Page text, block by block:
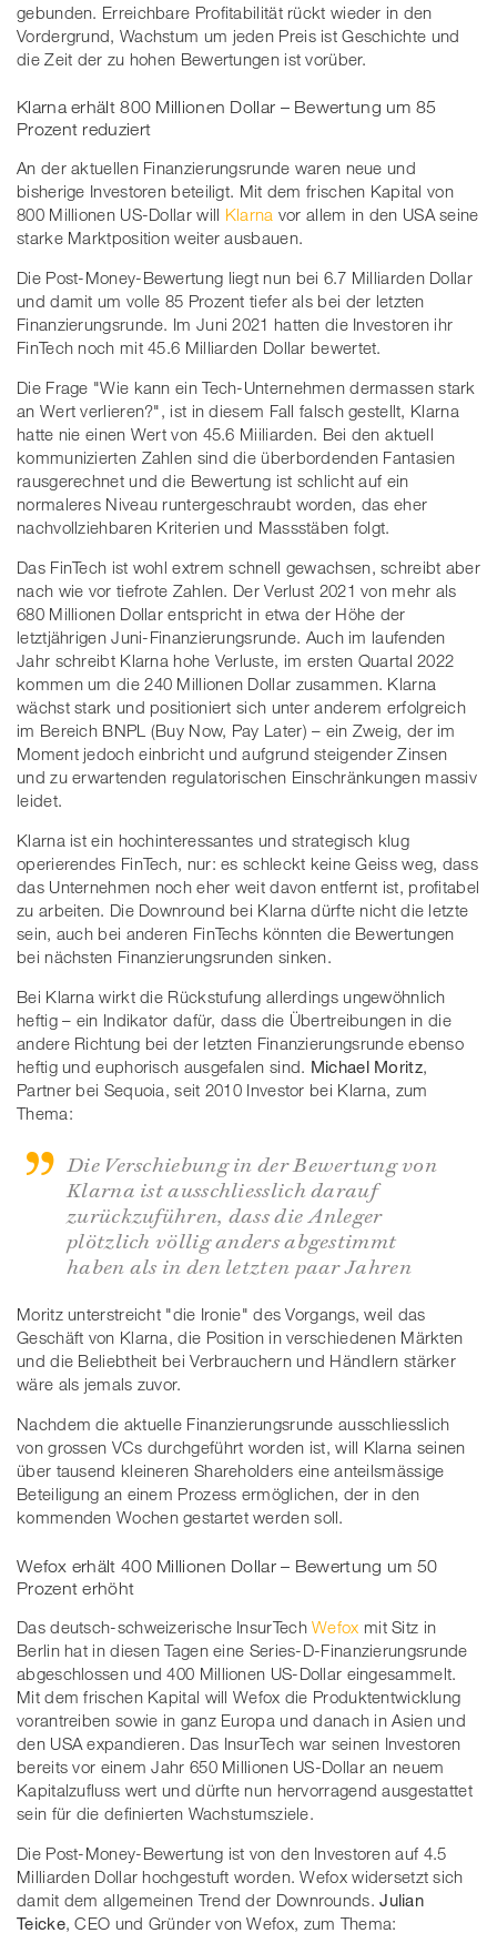
gebunden. Erreichbare Profitabilität rückt wieder in den
Vordergrund, Wachstum um jeden Preis ist Geschichte und
die Zeit der zu hohen Bewertungen ist vorüber.
Klarna erhält 800 Millionen Dollar – Bewertung um 85
Prozent reduziert
An der aktuellen Finanzierungsrunde waren neue und
bisherige Investoren beteiligt. Mit dem frischen Kapital von
800 Millionen US-Dollar will Klarna vor allem in den USA seine
starke Marktposition weiter ausbauen.
Die Post-Money-Bewertung liegt nun bei 6.7 Milliarden Dollar
und damit um volle 85 Prozent tiefer als bei der letzten
Finanzierungsrunde. Im Juni 2021 hatten die Investoren ihr
FinTech noch mit 45.6 Milliarden Dollar bewertet.
Die Frage "Wie kann ein Tech-Unternehmen dermassen stark
an Wert verlieren?", ist in diesem Fall falsch gestellt, Klarna
hatte nie einen Wert von 45.6 Miiliarden. Bei den aktuell
kommunizierten Zahlen sind die überbordenden Fantasien
rausgerechnet und die Bewertung ist schlicht auf ein
normaleres Niveau runtergeschraubt worden, das eher
nachvollziehbaren Kriterien und Massstäben folgt.
Das FinTech ist wohl extrem schnell gewachsen, schreibt aber
nach wie vor tiefrote Zahlen. Der Verlust 2021 von mehr als
680 Millionen Dollar entspricht in etwa der Höhe der
letztjährigen Juni-Finanzierungsrunde. Auch im laufenden
Jahr schreibt Klarna hohe Verluste, im ersten Quartal 2022
kommen um die 240 Millionen Dollar zusammen. Klarna
wächst stark und positioniert sich unter anderem erfolgreich
im Bereich BNPL (Buy Now, Pay Later) – ein Zweig, der im
Moment jedoch einbricht und aufgrund steigender Zinsen
und zu erwartenden regulatorischen Einschränkungen massiv
leidet.
Klarna ist ein hochinteressantes und strategisch klug
operierendes FinTech, nur: es schleckt keine Geiss weg, dass
das Unternehmen noch eher weit davon entfernt ist, profitabel
zu arbeiten. Die Downround bei Klarna dürfte nicht die letzte
sein, auch bei anderen FinTechs könnten die Bewertungen
bei nächsten Finanzierungsrunden sinken.
Bei Klarna wirkt die Rückstufung allerdings ungewöhnlich
heftig – ein Indikator dafür, dass die Übertreibungen in die
andere Richtung bei der letzten Finanzierungsrunde ebenso
heftig und euphorisch ausgefalen sind. Michael Moritz,
Partner bei Sequoia, seit 2010 Investor bei Klarna, zum
Thema:
Die Verschiebung in der Bewertung von
Klarna ist ausschliesslich darauf
zurückzuführen, dass die Anleger
plötzlich völlig anders abgestimmt
haben als in den letzten paar Jahren
Moritz unterstreicht "die Ironie" des Vorgangs, weil das
Geschäft von Klarna, die Position in verschiedenen Märkten
und die Beliebtheit bei Verbrauchern und Händlern stärker
wäre als jemals zuvor.
Nachdem die aktuelle Finanzierungsrunde ausschliesslich
von grossen VCs durchgeführt worden ist, will Klarna seinen
über tausend kleineren Shareholders eine anteilsmässige
Beteiligung an einem Prozess ermöglichen, der in den
kommenden Wochen gestartet werden soll.
Wefox erhält 400 Millionen Dollar – Bewertung um 50
Prozent erhöht
Das deutsch-schweizerische InsurTechWefox mit Sitz in
Berlin hat in diesen Tagen eine Series-D-Finanzierungsrunde
abgeschlossen und 400 Millionen US-Dollar eingesammelt.
Mit dem frischen Kapital will Wefox die Produktentwicklung
vorantreiben sowie in ganz Europa und danach in Asien und
den USA expandieren. Das InsurTech war seinen Investoren
bereits vor einem Jahr 650 Millionen US-Dollar an neuem
Kapitalzufluss wert und dürfte nun hervorragend ausgestattet
sein für die definierten Wachstumsziele.
Die Post-Money-Bewertung ist von den Investoren auf 4.5
Milliarden Dollar hochgestuft worden. Wefox widersetzt sich
damit dem allgemeinen Trend der Downrounds.Julian
Teicke, CEO und Gründer von Wefox, zum Thema: